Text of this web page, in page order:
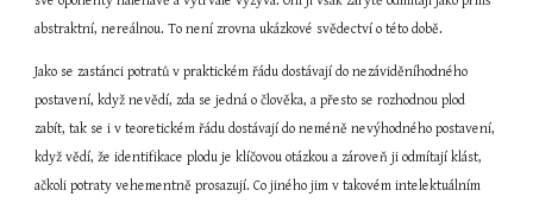
abstraktní, nereálnou. To není zrovna ukázkové svědectví o této době.
Jako se zastánci potratů v praktickém řádu dostávají do nezáviděníhodného
postavení, když nevědí, zda se jedná o člověka, a přesto se rozhodnou plod
zabít, tak se i v teoretickém řádu dostávají do neméně nevýhodného postavení,
když vědí, že identifikace plodu je klíčovou otázkou a zároveň ji odmítají klást,
ačkoli potraty vehementně prosazují. Co jiného jim v takovém intelektuálním